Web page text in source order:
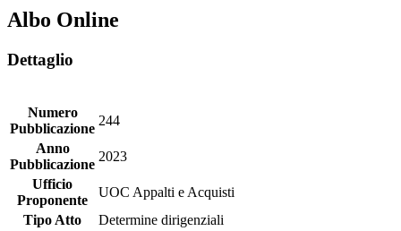
Albo Online
Dettaglio
Numero
Pubblicazione
244
Anno
Pubblicazione
2023
Ufficio
Proponente
UOC Appalti e Acquisti
Tipo Atto
Determine dirigenziali